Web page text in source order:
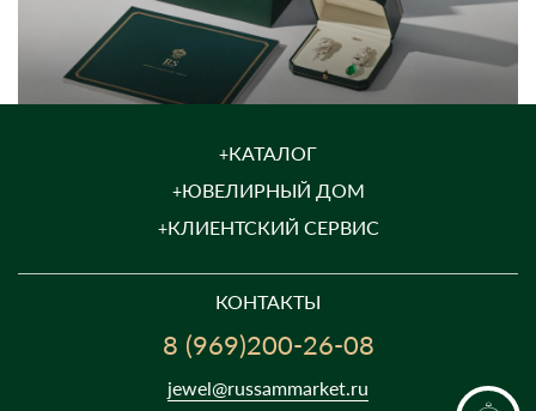
КАТАЛОГ
ЮВЕЛИРНЫЙ ДОМ
КЛИЕНТСКИЙ СЕРВИС
КОНТАКТЫ
8 (969)200-26-08
jewel@russammarket.ru